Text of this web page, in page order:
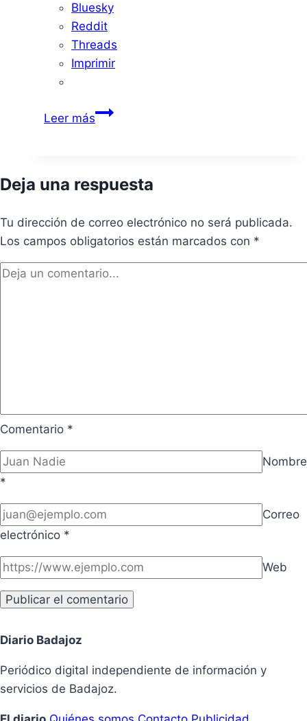
Bluesky
Reddit
Threads
Imprimir
Leer másExtremadura
peor
de
incendios
de
las
Deja una respuesta
Tu dirección de correo electrónico no será publicada.
Los campos obligatorios están marcados con *
Comentario *
Nombre
*
Correo
electrónico *
Web
Diario Badajoz
Periódico digital independiente de información y
servicios de Badajoz.